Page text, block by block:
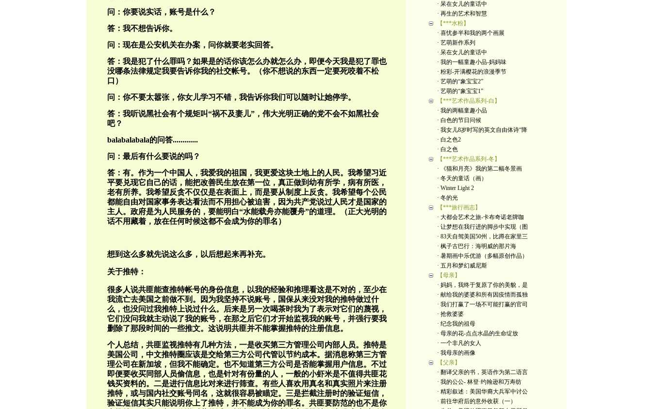
问：你要说实话，账号是什么？
答：我不想告诉你。
问：现在是公安机关在办案，问你就要老实回答。
答：我是犯了什么罪吗？如果是的话你该怎么办就怎么办，即便今天我是犯了罪也
没哪条法律规定我要告诉你我的社交帐号。（你不想说的东西一定要死咬着不松
口）
问：你不要太嚣张，你女儿学习不错，我告诉你我们可以随时让她停学。
答：我听说黑社会有个规矩叫“祸不及妻儿”，伟大光明正确的党不会不如黑社会
吧？
balabalabala的问答.............
问：最后有什么要说的吗？
答：有。作为一个中国人，我爱我的祖国，我更爱这块土地上的人民。我希望习近
平要兑现它自己的话，能把改善民生放在第一位，真正做到幼有所学，病有所医，
老有所养。我希望反贪不仅仅是在表面上，而是要从制度上反贪。我希望每个公民
都能自由对国家事务表达看法而不用担心被迫害，因为共产党说过人民才是国家的
主人。政府是为人民服务的，要能明白“水能载舟亦能覆舟”的道理。（正大光明的
话不用藏着，放在任何时候这都不会成为你的罪名）
想到这么多就先说这么多，以后想起来再补充。
关于推特：
很多人说共匪能查推特帐号的身份信息，以我的经验和推理看这是不对的，至少在
我流亡去美国之前做不到。因为我坚持不说账号，国保从来没对我的推特做过什
么，也没问过我推特上说过什么。后来是另一次喝茶时我为了表示对它们的蔑视，
它们没问我就主动说了我的账号，在那之后它们才开始监视我的账号，并强行要我
删除了那段时间的一些推文。这说明共匪并不能掌握推特的注册信息。
个人总结，共匪监视推特有几种方法，一是收买第三方管理公司内部人员。推特是
美国公司，中文推特圈应该是交给第三方公司代管以节约成本。据消息称第三方管
理公司在新加坡，但我不能确定。也不知道第三方公司是否能掌握用户信息。不过
即便要收买同部人员偷信息，也是针对有份量的人，一般的小虾米是不值得共匪花
钱买资料的。二是进行信息比对来进行筛查。有些人喜欢用真名和真实照片来注册
推特，或与国内社交账号同名，这就很容易被瞄定。三是拦截注册时的验证短信，
验证短信其实只能说明你上了推特，并不能成为你的罪名。共匪要防范的也不是你
· 呆在女儿的童话中
· 再生的艺术和智慧
【***水粉】
· 喜忧参半和我的两个画展
· 艺萌新作系列
· 呆在女儿的童话中
· 我的一幅童趣小品-妈妈味
· 粉彩-开满樱花的浪漫季节
· 艺萌的“象宝宝2”
· 艺萌的“象宝宝1”
【***艺术作品系列-白】
· 我的两幅童趣小品
· 白色的节日问候
· 我女儿8岁时写的英文自由体诗“降
· 白之色2
· 白之色
【***艺术作品系列-冬】
· 《猫和月亮》我的第二幅冬景画
· 冬天的童话（画）
· Winter Light 2
· 冬的光
【***旅行画志】
· 大都会艺术之旅-卡布奇诺老牌咖
· 让梦想在我行进的脚步中实现（图
· 83天自驾美国50州，比蹲在家里三
· 枫子古巴行：海明威的那片海
· 暑期画中乐优游（多幅原创作品）
· 五月和梦幻威尼斯
【母亲】
· 妈妈，我终于复原了你的美貌，是
· 献给我的婆婆和所有因疫情而孤独
· 我们打赢了一场不可能打赢的官司
· 抢救婆婆
· 纪念我的祖母
· 母亲的花-点点水晶的生命绽放
· 一个非凡的女人
· 我母亲的画像
【父亲】
· 翻译父亲的书，英语作为第二语言
· 我的公公- 林登·约翰逊和万寿纺
· 精彩叙述：美国华裔大兵军中讨公
· 前往华府后的意外收获（一）